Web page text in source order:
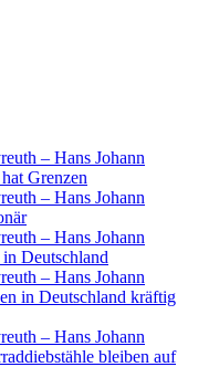
– Hans Johann
Grenzen
– Hans Johann
– Hans Johann
Deutschland
– Hans Johann
in Deutschland kräftig
– Hans Johann
bleiben auf